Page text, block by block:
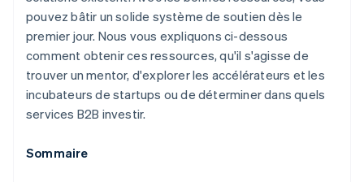
pouvez bâtir un solide système de soutien dès le
premier jour. Nous vous expliquons ci-dessous
comment obtenir ces ressources, qu'il s'agisse de
trouver un mentor, d'explorer les accélérateurs et les
incubateurs de startups ou de déterminer dans quels
services B2B investir.
Sommaire